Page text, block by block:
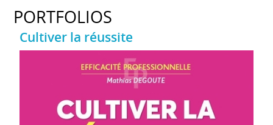
PORTFOLIOS
Cultiver la réussite